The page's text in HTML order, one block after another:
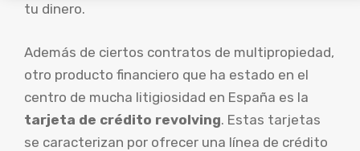
tu dinero.
Además de ciertos contratos de multipropiedad,
otro producto financiero que ha estado en el
centro de mucha litigiosidad en España es la
tarjeta de crédito revolving. Estas tarjetas
se caracterizan por ofrecer una línea de crédito